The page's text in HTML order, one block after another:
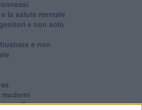
la salute mentale
e non solo
e non
non dicono